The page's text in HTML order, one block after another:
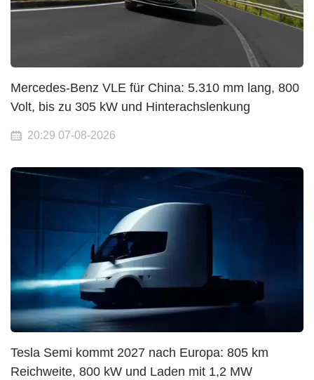
Mercedes-Benz VLE für China: 5.310 mm lang, 800
Volt, bis zu 305 kW und Hinterachslenkung
20:29 07-08-2026
Tesla Semi kommt 2027 nach Europa: 805 km
Reichweite, 800 kW und Laden mit 1,2 MW